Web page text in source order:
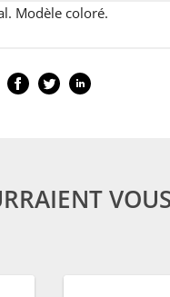
Modèle coloré.